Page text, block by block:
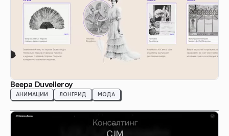
Beepa Duvelleroy
АНИМАЦИИ ЛОНГРИД МОДА